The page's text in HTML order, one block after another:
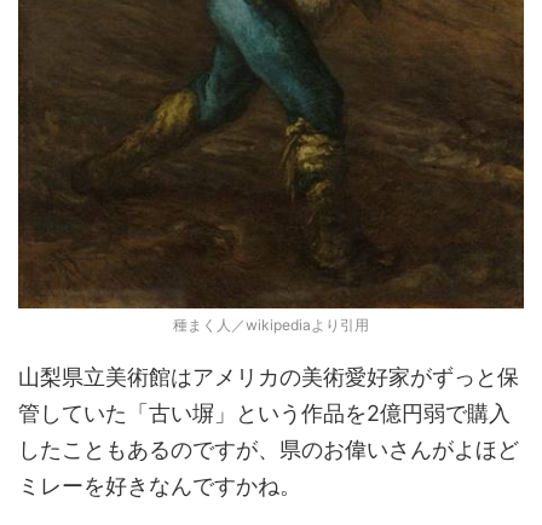
種まく人／wikipediaより引用
山梨県立美術館はアメリカの美術愛好家がずっと保
管していた「古い塀」という作品を2億円弱で購入
したこともあるのですが、県のお偉いさんがよほど
ミレーを好きなんですかね。